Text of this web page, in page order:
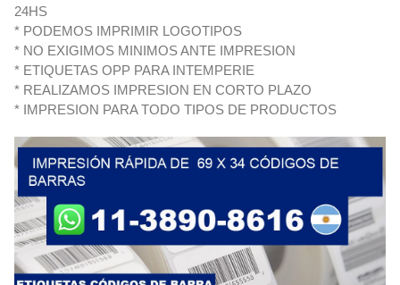
24HS
* PODEMOS IMPRIMIR LOGOTIPOS
* NO EXIGIMOS MINIMOS ANTE IMPRESION
* ETIQUETAS OPP PARA INTEMPERIE
* REALIZAMOS IMPRESION EN CORTO PLAZO
* IMPRESION PARA TODO TIPOS DE PRODUCTOS